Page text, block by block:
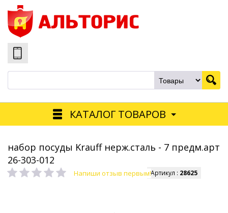
КАТАЛОГ ТОВАРОВ
набор посуды Krauff нерж.сталь - 7 предм.арт
26-303-012
Напиши отзыв первым!Артикул : 28625